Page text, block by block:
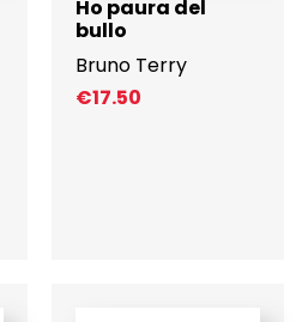
Ho paura del
bullo
Bruno Terry
€17.50